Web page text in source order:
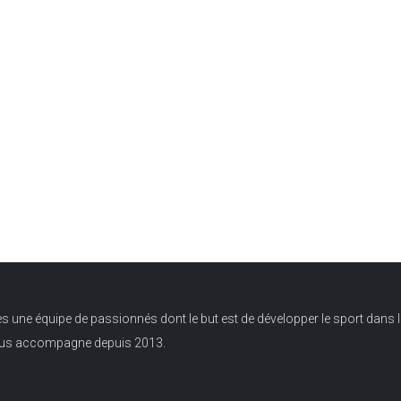
une équipe de passionnés dont le but est de développer le sport dans
accompagne depuis 2013.